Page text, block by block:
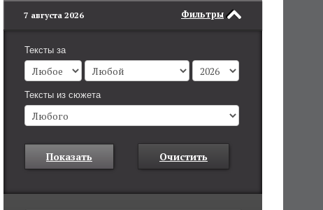
Фильтры
7 августа 2026
Тексты за
Тексты из сюжета
Показать Очистить